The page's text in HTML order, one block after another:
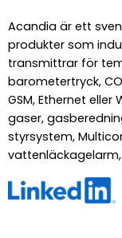
Acandia är ett
produkter som
transmittrar för
barometertryck,
GSM, Ethernet
gaser,
styrsystem,